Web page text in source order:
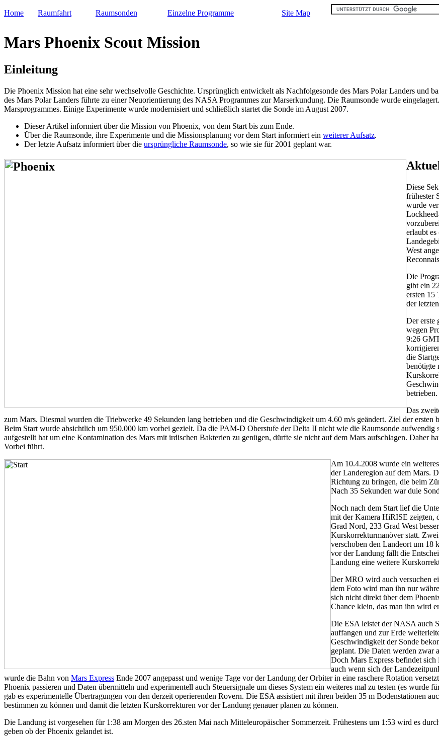
Home Raumfahrt Raumsonden Einzelne Programme Site Map
Mars Phoenix Scout Mission
Einleitung
Die Phoenix Mission hat eine sehr wechselvolle Geschichte. Ursprünglich entwickelt als Nachfolgesonde des Mars Polar Landers und
des Mars Polar Landers führte zu einer Neuorientierung des NASA Programmes zur Marserkundung. Die Raumsonde wurde
Marsprogrammes. Einige Experimente wurde modernisiert und schließlich startet die Sonde im August 2007.
Dieser Artikel informiert über die Mission von Phoenix, von dem Start bis zum Ende.
Über die Raumsonde, ihre Experimente und die Missionsplanung vor dem Start informiert ein weiterer Aufsatz.
Der letzte Aufsatz informiert über die ursprüngliche Raumsonde, so wie sie für 2001 geplant war.
Diese
frühester
wurde
erlaubt
West
Die
gibt ein
ersten 15
der
Der erste
wegen
9:26
die
benötigte
betrieben.
Das
zum Mars. Diesmal wurden die Triebwerke 49 Sekunden lang betrieben und die Geschwindigkeit um 4.60 m/s geändert. Ziel der
Beim Start wurde absichtlich um 950.000 km vorbei gezielt. Da die PAM-D Oberstufe der Delta II nicht wie die Raumsonde
aufgestellt hat um eine Kontamination des Mars mit irdischen Bakterien zu genügen, dürfte sie nicht auf dem Mars aufschlagen. Daher
Vorbei führt.
Am 10.4.2008 wurde ein
der Landeregion auf dem Mars.
Richtung zu bringen, die beim
Nach 35 Sekunden war duie
Noch nach dem Start lief die
mit der Kamera HiRISE zeigten,
Grad Nord, 233 Grad West
Kurskorrekturmanöver statt.
verschoben den Landeort um 18
vor der Landung fällt die
Landung eine weitere
Der MRO wird auch versuchen
dem Foto wird man ihn nur
sich nicht direkt über dem
Chance klein, das man ihn wird
Die ESA leistet der NASA auch
auffangen und zur Erde
Geschwindigkeit der Sonde
geplant. Die Daten werden zwar
Doch Mars Express befindet
auch wenn sich der
wurde die Bahn von Mars Express Ende 2007 angepasst und wenige Tage vor der Landung der Orbiter in eine raschere Rotation
Phoenix passieren und Daten übermitteln und experimentell auch Steuersignale um dieses System ein weiteres mal zu testen (es wurde
gab es experimentelle Übertragungen von den derzeit operierenden Rovern. Die ESA assistiert mit ihren beiden 35 m Bodenstationen
bestimmen zu können und damit die letzten Kurskorrekturen vor der Landung genauer planen zu können.
Die Landung ist vorgesehen für 1:38 am Morgen des 26.sten Mai nach Mitteleuropäischer Sommerzeit. Frühestens um 1:53 wird es
geben ob der Phoenix gelandet ist.